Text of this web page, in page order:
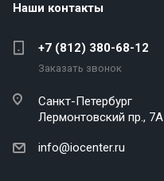
Наши контакты
+7 (812) 380-68-12
Заказать звонок
Санкт-Петербург
Лермонтовский пр., 7А
info@iocenter.ru